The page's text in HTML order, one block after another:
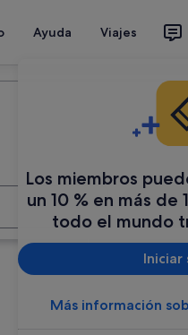
Ayuda Viajes
Los miembros
un 10 % en más
todo el mundo
Iniciar
Más información